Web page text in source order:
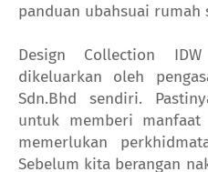
panduan ubahsuai rumah
Design Collection
dikeluarkan oleh
Sdn.Bhd sendiri.
untuk memberi
memerlukan
Sebelum kita berangan